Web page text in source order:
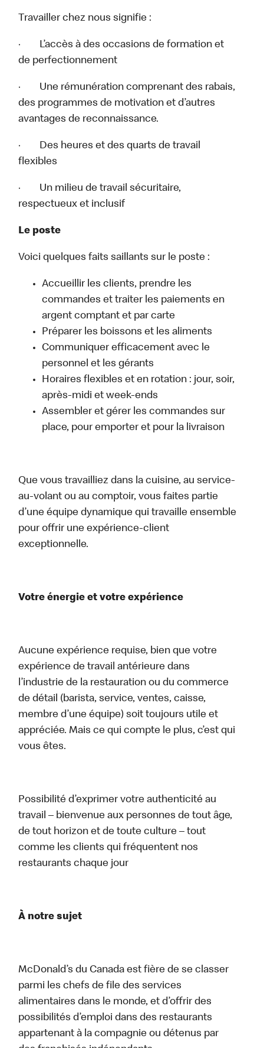
Travailler chez nous signifie :
· L’accès à des occasions de formation et
de perfectionnement
· Une rémunération comprenant des rabais,
des programmes de motivation et d’autres
avantages de reconnaissance.
· Des heures et des quarts de travail
flexibles
· Un milieu de travail sécuritaire,
respectueux et inclusif
Le poste
Voici quelques faits saillants sur le poste :
Accueillir les clients, prendre les
commandes et traiter les paiements en
argent comptant et par carte
Préparer les boissons et les aliments
Communiquer efficacement avec le
personnel et les gérants
Horaires flexibles et en rotation : jour, soir,
après-midi et week-ends
Assembler et gérer les commandes sur
place, pour emporter et pour la livraison
Que vous travailliez dans la cuisine, au service-
au-volant ou au comptoir, vous faites partie
d’une équipe dynamique qui travaille ensemble
pour offrir une expérience-client
exceptionnelle.
Votre énergie et votre expérience
Aucune expérience requise, bien que votre
expérience de travail antérieure dans
l’industrie de la restauration ou du commerce
de détail (barista, service, ventes, caisse,
membre d’une équipe) soit toujours utile et
appréciée. Mais ce qui compte le plus, c’est qui
vous êtes.
Possibilité d’exprimer votre authenticité au
travail – bienvenue aux personnes de tout âge,
de tout horizon et de toute culture – tout
comme les clients qui fréquentent nos
restaurants chaque jour
À notre sujet
McDonald’s du Canada est fière de se classer
parmi les chefs de file des services
alimentaires dans le monde, et d’offrir des
possibilités d’emploi dans des restaurants
appartenant à la compagnie ou détenus par